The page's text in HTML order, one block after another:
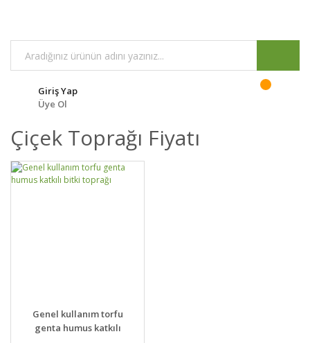
Giriş Yap
Üye Ol
Çiçek Toprağı Fiyatı
DETAYLAR SEPETE EKLE
Genel kullanım torfu
genta humus katkılı